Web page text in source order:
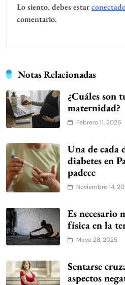
Lo siento, debes estar
comentario.
Notas Relacionadas
¿Cuáles son
maternidad?
Febrero 11, 2026
Una de cada
diabetes en
padece
Noviembre 14,
Es necesario
física en la
Mayo 28, 2025
Sentarse
aspectos